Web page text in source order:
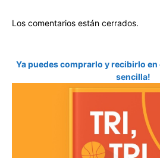
Los comentarios están cerrados.
Ya puedes comprarlo y recibirlo en
sencilla!